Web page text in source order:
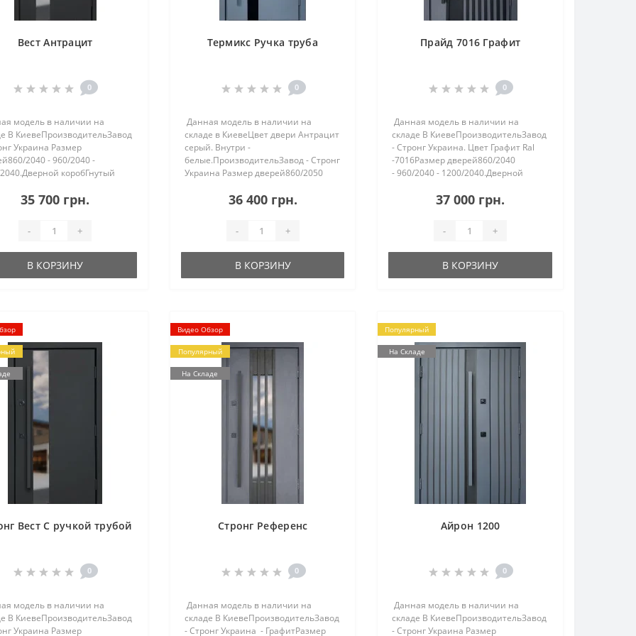
Вест Антрацит
0
модель в наличии на
В КиевеПроизводительЗавод
Украина Размер
2040 - 960/2040 -
коробГнутый
притвор 125 мм,
минеральной
35 700 грн.
- +
В КОРЗИНУ
Термикс Ручка труба
0
Данная модель в наличии на
складе в КиевеЦвет двери Антрацит
серый. Внутри -
белые.ПроизводительЗавод - Стронг
Украина Размер дверей860/2050
профиль с ТЕРМО РАЗРЫВОМ,
тройной притвор 135 мм, ут..
36 400 грн.
- +
В КОРЗИНУ
Прайд 7016 Графит
0
Данная модель в наличии на
складе В КиевеПроизводительЗавод
- Стронг Украина. Цвет Графит Ral
-7016Размер дверей860/2040
- 960/2040 - 1200/2040.Дверной
РАЗРЫВОМ, двойной притвор 125
мм, утепленный минеральной ка..
37 000 грн.
- +
В КОРЗИНУ
Вест С ручкой трубой
0
модель в наличии на
В КиевеПроизводительЗавод
Украина Размер
Видео Обзор
Популярный
На Складе
Стронг Референс
0
Данная модель в наличии на
складе В КиевеПроизводительЗавод
- Стронг Украина - ГрафитРазмер
Популярный
На Складе
Айрон 1200
0
Данная модель в наличии на
складе В КиевеПроизводительЗавод
- Стронг Украина Размер